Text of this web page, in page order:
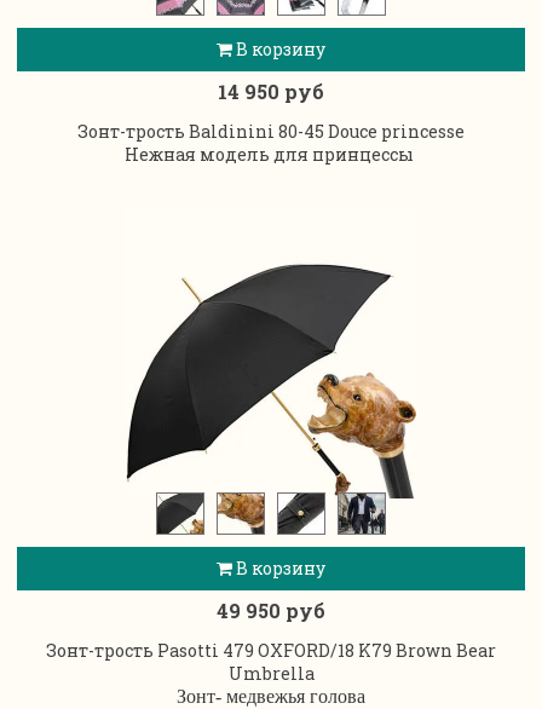
В корзину
14 950 руб
Зонт-трость Baldinini 80-45 Douce princesse
Нежная модель для принцессы
В корзину
49 950 руб
Зонт-трость Pasotti 479 OXFORD/18 K79 Brown Bear
Umbrella
Зонт- медвежья голова